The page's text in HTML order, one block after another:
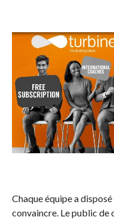
Chaque équipe a
convaincre. Le public de